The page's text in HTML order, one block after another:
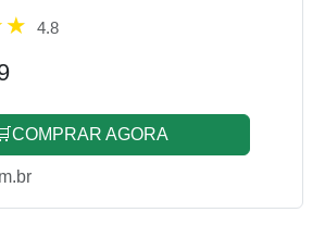
4.8
AGORA